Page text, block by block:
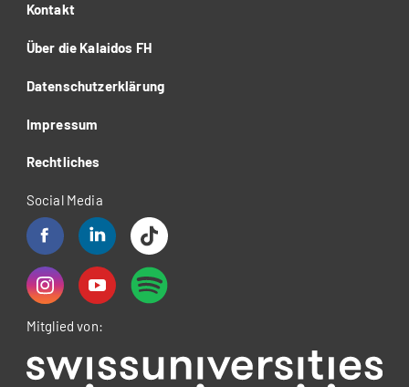
Kontakt
Über die Kalaidos FH
Datenschutzerklärung
Impressum
Rechtliches
Social Media
Mitglied von: